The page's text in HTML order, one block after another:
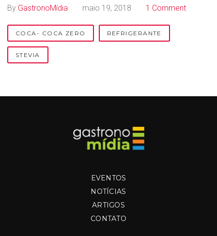
By GastronoMídia maio 19, 2018 1 Comment
COCA- COCA ZERO REFRIGERANTE
STEVIA
EVENTOS
NOTÍCIAS
ARTIGOS
CONTATO